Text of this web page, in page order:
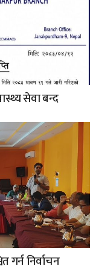
सेवा बन्द
गर्न निर्वाचन